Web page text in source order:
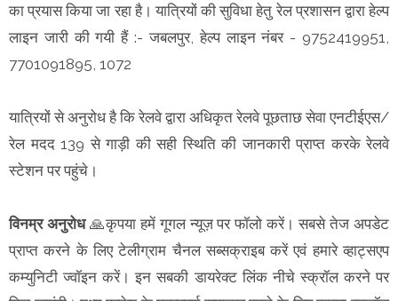
का प्रयास किया जा रहा है। यात्रियों की सुविधा हेतु रेल प्रशासन द्वारा हेल्प
लाइन जारी की गयी हैं :- जबलपुर, हेल्प लाइन नंबर - 9752419951,
7701091895, 1072
यात्रियों से अनुरोध है कि रेलवे द्वारा अधिकृत रेलवे पूछताछ सेवा एनटीईएस/
रेल मदद 139 से गाड़ी की सही स्थिति की जानकारी प्राप्त करके रेलवे
स्टेशन पर पहुंचे।
विनम्र अनुरोध 🙏कृपया हमें गूगल न्यूज़ पर फॉलो करें। सबसे तेज अपडेट
प्राप्त करने के लिए टेलीग्राम चैनल सब्सक्राइब करें एवं हमारे व्हाट्सएप
कम्युनिटी ज्वॉइन करें। इन सबकी डायरेक्ट लिंक नीचे स्क्रॉल करने पर